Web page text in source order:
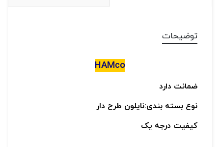
توضیحات
HAMco
ضمانت دارد
نوع بسته بندی:نایلون طرح دار
کیفیت درجه یک